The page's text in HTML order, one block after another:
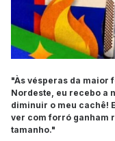
"Às vésperas da maior
Nordeste, eu recebo a
diminuir o meu cachê!
ver com forró ganham
tamanho."